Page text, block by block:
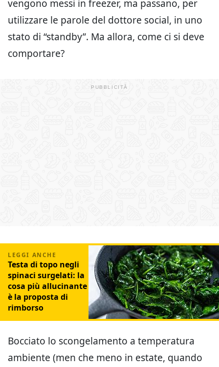
vengono messi in freezer, ma passano, per
utilizzare le parole del dottore social, in uno
stato di “standby”. Ma allora, come ci si deve
comportare?
Testa di topo negli
spinaci surgelati: la
cosa più allucinante
è la proposta di
rimborso
Bocciato lo scongelamento a temperatura
ambiente (men che meno in estate, quando